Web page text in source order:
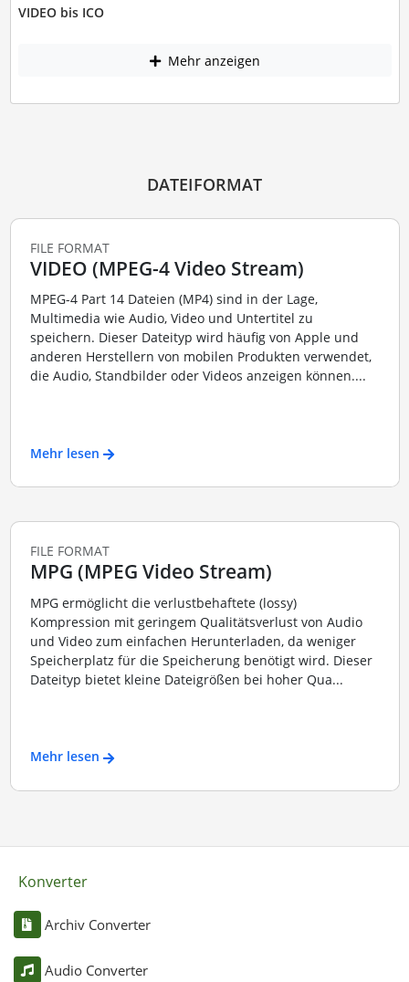
VIDEO bis ICO
Mehr anzeigen
DATEIFORMAT
FILE FORMAT
VIDEO (MPEG-4 Video Stream)
MPEG-4 Part 14 Dateien (MP4) sind in der Lage,
Multimedia wie Audio, Video und Untertitel zu
speichern. Dieser Dateityp wird häufig von Apple und
anderen Herstellern von mobilen Produkten verwendet,
die Audio, Standbilder oder Videos anzeigen können....
Mehr lesen
FILE FORMAT
MPG (MPEG Video Stream)
MPG ermöglicht die verlustbehaftete (lossy)
Kompression mit geringem Qualitätsverlust von Audio
und Video zum einfachen Herunterladen, da weniger
Speicherplatz für die Speicherung benötigt wird. Dieser
Dateityp bietet kleine Dateigrößen bei hoher Qua...
Mehr lesen
Konverter
Archiv Converter
Audio Converter